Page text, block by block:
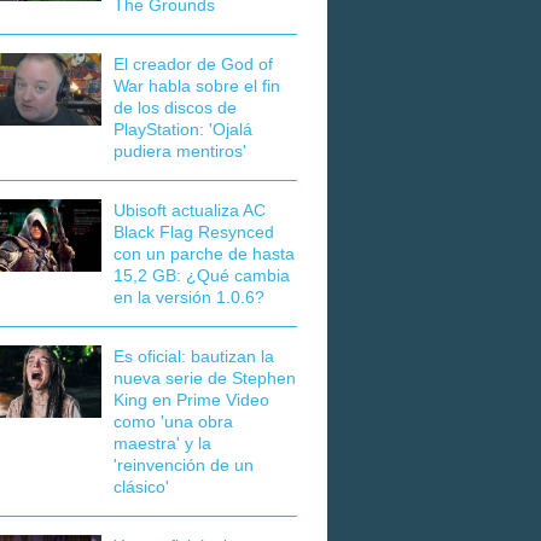
The Grounds
El creador de God of
War habla sobre el fin
de los discos de
PlayStation: 'Ojalá
pudiera mentiros'
Ubisoft actualiza AC
Black Flag Resynced
con un parche de hasta
15,2 GB: ¿Qué cambia
en la versión 1.0.6?
Es oficial: bautizan la
nueva serie de Stephen
King en Prime Video
como 'una obra
maestra' y la
'reinvención de un
clásico'